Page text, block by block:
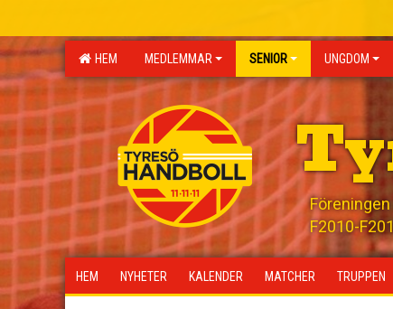
HEM MEDLEMMAR SENIOR UNGDOM
F2010-
HEM NYHETER KALENDER MATCHER TRUPPEN